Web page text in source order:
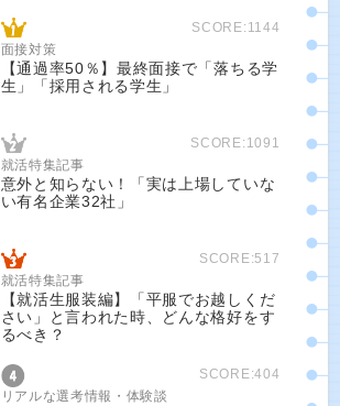
SCORE:1144
面接対策
【通過率50％】最終面接で「落ちる学
生」「採用される学生」
SCORE:1091
就活特集記事
意外と知らない！「実は上場していな
い有名企業32社」
SCORE:517
就活特集記事
【就活生服装編】「平服でお越しくだ
さい」と言われた時、どんな格好をす
るべき？
SCORE:404
リアルな選考情報・体験談